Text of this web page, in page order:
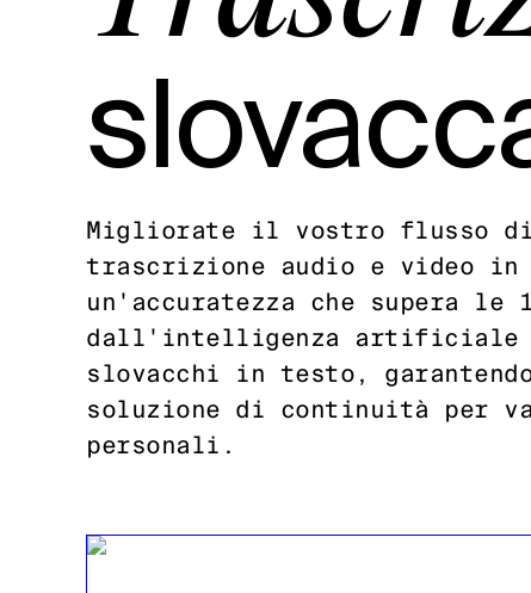
Migliorate il vostro flusso
trascrizione audio e video in
un'accuratezza che supera
dall'intelligenza artificiale
slovacchi in testo,
soluzione di continuità per
personali.